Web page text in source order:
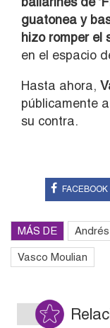
guatonea y
hizo romper el
en el espacio
Hasta ahora,
públicamente
su contra.
FACEBOOK
MÁS DE
Vasco Moulian